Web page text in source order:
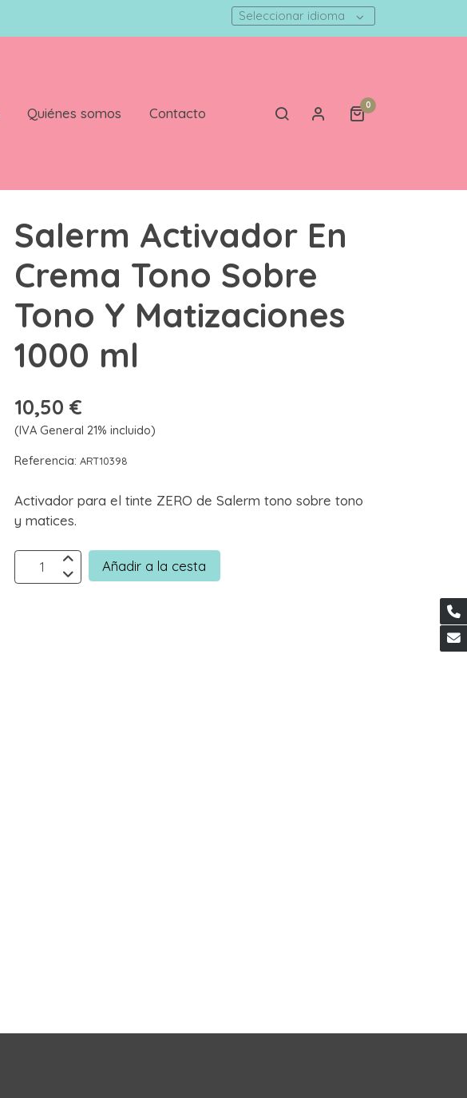
Seleccionar idioma
Quiénes somos Contacto 0
Salerm Activador En
Crema Tono Sobre
Tono Y Matizaciones
1000 ml
10,50 €
(IVA General 21% incluido)
Referencia:ART10398
Activador para el tinte ZERO de Salerm tono sobre tono
y matices.
Añadir a la cesta